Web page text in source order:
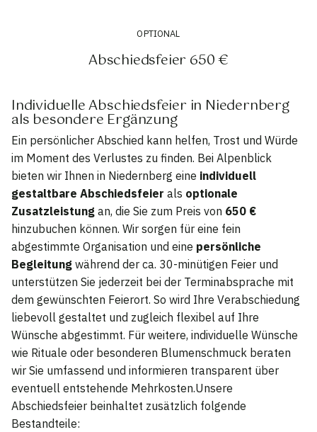
OPTIONAL
Abschiedsfeier 650 €
Individuelle Abschiedsfeier in Niedernberg
als besondere Ergänzung
Ein persönlicher Abschied kann helfen, Trost und Würde
im Moment des Verlustes zu finden. Bei Alpenblick
bieten wir Ihnen in Niedernberg eine individuell
gestaltbare Abschiedsfeier als optionale
Zusatzleistung an, die Sie zum Preis von 650 €
hinzubuchen können. Wir sorgen für eine fein
abgestimmte Organisation und eine persönliche
Begleitung während der ca. 30-minütigen Feier und
unterstützen Sie jederzeit bei der Terminabsprache mit
dem gewünschten Feierort. So wird Ihre Verabschiedung
liebevoll gestaltet und zugleich flexibel auf Ihre
Wünsche abgestimmt. Für weitere, individuelle Wünsche
wie Rituale oder besonderen Blumenschmuck beraten
wir Sie umfassend und informieren transparent über
eventuell entstehende Mehrkosten.Unsere
Abschiedsfeier beinhaltet zusätzlich folgende
Bestandteile: